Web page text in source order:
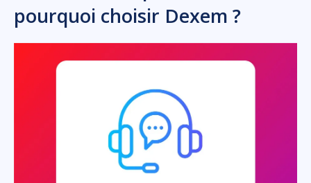
pourquoi choisir Dexem ?